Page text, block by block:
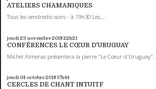
ATELIERS CHAMANIQUES
Tous les vendredis soirs - à 19h30 Les...
jeudi 29 novembre 201822h21
CONFÉRENCES LE CŒUR D'URUGUAY
Michel Almeras présentera la pierre "Le Cœur d'Uruguay"....
jeudi 04 octobre 201817h44
CERCLES DE CHANT INTUITF